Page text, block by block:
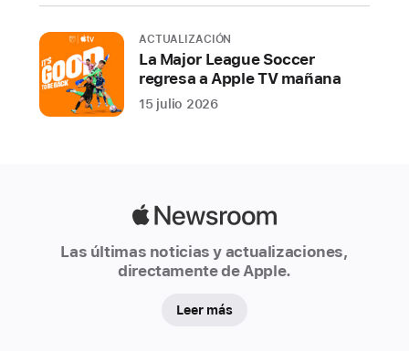
apps
peligrosas
y
sospechosas
no
usuarios
el
ACTUALIZACIÓN
La Major League Soccer
regresa a Apple TV mañana
15 julio 2026
Las últimas noticias y actualizaciones,
directamente de Apple.
Leer más